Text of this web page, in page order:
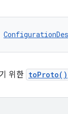
위한 toProto()